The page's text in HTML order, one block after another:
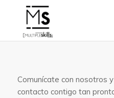
Comunícate con nosotros
contacto contigo tan